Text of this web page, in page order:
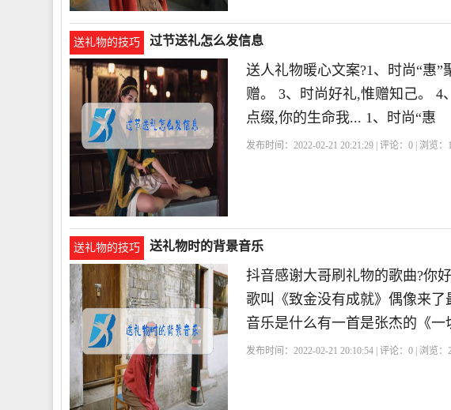
送礼物的技巧 过节送礼怎么发信息
送人礼物暖心文案?1、时尚“惠”
赠。 3、时尚好礼,惟赠知己。
点缀,你的生命我... 1、时尚“惠
发布时间：2022-02-21 20:21:29 | 评论：0 | 浏览：
送礼物的技巧 送礼物时的背景音乐
抖音感谢大哥刷礼物的歌曲?你
歌叫《致金没有成就》偶像来
音乐是什么有一首是张杰的《一
发布时间：2022-02-21 20:10:54 | 评论：0 | 浏览：